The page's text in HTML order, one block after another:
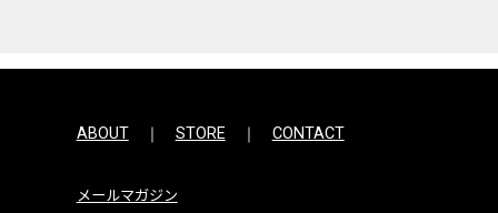
ABOUT STORE CONTACT
メールマガジン